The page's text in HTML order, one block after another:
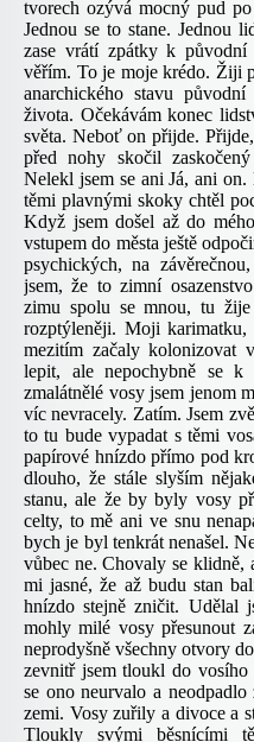
tvorech ozývá mocný pud
Jednou se to stane. Jednou
zase vrátí zpátky k původní
věřím. To je moje krédo. Žiji
anarchického stavu
života. Očekávám konec
světa. Neboť on přijde.
před nohy skočil
Nelekl jsem se ani Já, ani
těmi plavnými skoky chtěl
Když jsem došel až do
vstupem do města ještě
psychických, na
jsem, že to zimní
zimu spolu se mnou, tu
rozptýleněji. Moji karimatku,
mezitím začaly kolonizovat
lepit, ale nepochybně se
zmalátnělé vosy jsem jenom
víc nevracely. Zatím. Jsem
to tu bude vypadat s těmi
papírové hnízdo přímo pod
dlouho, že stále slyším
stanu, ale že by byly vosy
celty, to mě ani ve snu
bych je byl tenkrát nenašel.
vůbec ne. Chovaly se
mi jasné, že až budu stan
hnízdo stejně zničit. Udělal
mohly milé vosy přesunout
neprodyšně všechny otvory
zevnitř jsem tloukl do
se ono neurvalo a
zemi. Vosy zuřily a divoce a
Tloukly svými běsnícími